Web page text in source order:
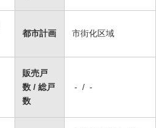
都市計画 市街化区域
販売戸
数 / 総戸
数
- / -